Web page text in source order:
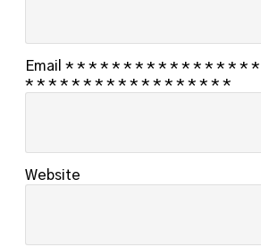
Email * * * * * * * * * * * * * * * * *
* * * * * * * * * * * * * * * * * *
Website